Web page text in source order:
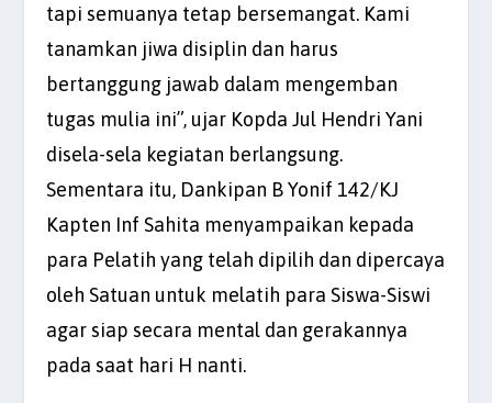
tapi semuanya tetap bersemangat. Kami
tanamkan jiwa disiplin dan harus
bertanggung jawab dalam mengemban
tugas mulia ini”, ujar Kopda Jul Hendri Yani
disela-sela kegiatan berlangsung.
Sementara itu, Dankipan B Yonif 142/KJ
Kapten Inf Sahita menyampaikan kepada
para Pelatih yang telah dipilih dan dipercaya
oleh Satuan untuk melatih para Siswa-Siswi
agar siap secara mental dan gerakannya
pada saat hari H nanti.